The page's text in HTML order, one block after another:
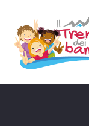
contenuto